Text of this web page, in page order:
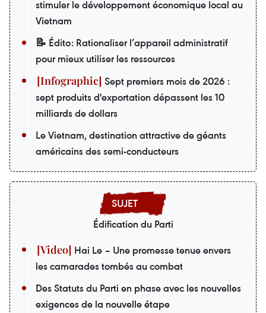
stimuler le développement économique local au
Vietnam
📝 Édito: Rationaliser l’appareil administratif
pour mieux utiliser les ressources
Sept premiers mois de 2026 :
sept produits d'exportation dépassent les 10
milliards de dollars
Le Vietnam, destination attractive de géants
américains des semi-conducteurs
Édification du Parti
Hai Le – Une promesse tenue envers
les camarades tombés au combat
Des Statuts du Parti en phase avec les nouvelles
exigences de la nouvelle étape